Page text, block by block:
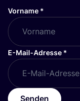
Vorname *
E-Mail-Adresse *
Senden